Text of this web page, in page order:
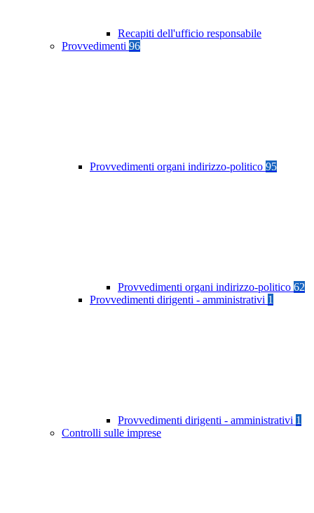
Recapiti dell'ufficio responsabile
Provvedimenti 96
Provvedimenti organi indirizzo-politico 95
Provvedimenti organi indirizzo-politico 62
Provvedimenti dirigenti - amministrativi 1
Provvedimenti dirigenti - amministrativi 1
Controlli sulle imprese